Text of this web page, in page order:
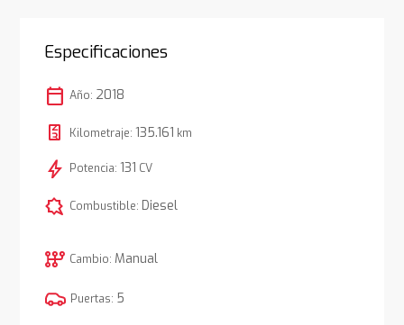
Especificaciones
calendar_today Año: 2018
Kilometraje: 135.161 km
bolt Potencia: 131 CV
comic_bubble Combustible: Diesel
auto_transmission Cambio: Manual
Puertas: 5